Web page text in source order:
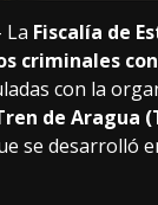
La Fiscalía de
criminales
con la
de Aragua
se desarrolló